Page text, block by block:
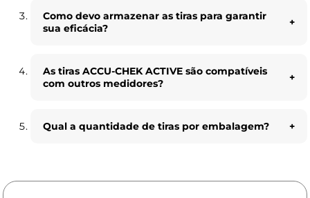
Como devo armazenar as tiras para garantir
sua eficácia?
As tiras ACCU-CHEK ACTIVE são compatíveis
com outros medidores?
Qual a quantidade de tiras por embalagem?